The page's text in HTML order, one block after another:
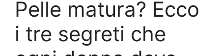
Pelle matura? Ecco
i tre segreti che